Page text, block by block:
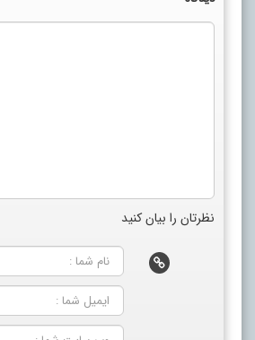
نظرتان را بیان کنید